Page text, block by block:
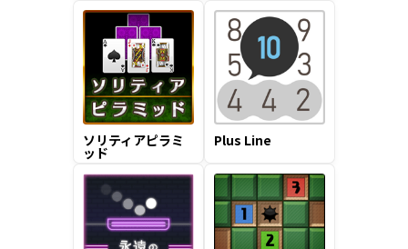
ソリティアピラミ
ッド
Plus Line